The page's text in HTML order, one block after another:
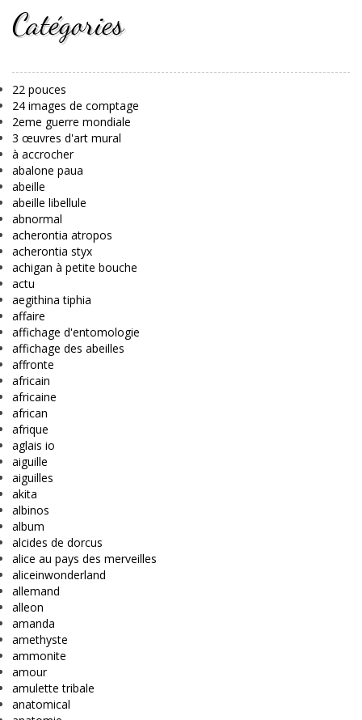
Catégories
22 pouces
24 images de comptage
2eme guerre mondiale
3 œuvres d'art mural
à accrocher
abalone paua
abeille
abeille libellule
abnormal
acherontia atropos
acherontia styx
achigan à petite bouche
actu
aegithina tiphia
affaire
affichage d'entomologie
affichage des abeilles
affronte
africain
africaine
african
afrique
aglais io
aiguille
aiguilles
akita
albinos
album
alcides de dorcus
alice au pays des merveilles
aliceinwonderland
allemand
alleon
amanda
amethyste
ammonite
amour
amulette tribale
anatomical